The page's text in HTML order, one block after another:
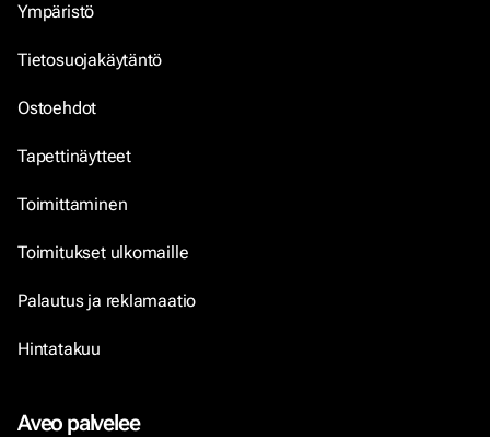
Ympäristö
Tietosuojakäytäntö
Ostoehdot
Tapettinäytteet
Toimittaminen
Toimitukset ulkomaille
Palautus ja reklamaatio
Hintatakuu
Aveo palvelee